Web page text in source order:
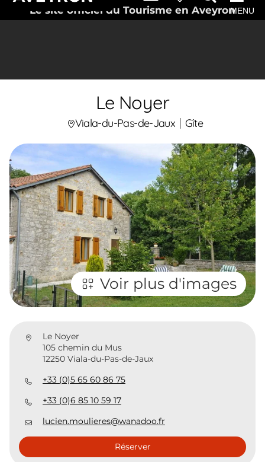
Le site officiel du Tourisme en AveyronMENU
Le Noyer
Viala-du-Pas-de-Jaux Gîte
Voir plus d'images
Le Noyer
105 chemin du Mus
12250 Viala-du-Pas-de-Jaux
+33 (0)5 65 60 86 75
+33 (0)6 85 10 59 17
lucien.moulieres@wanadoo.fr
Réserver